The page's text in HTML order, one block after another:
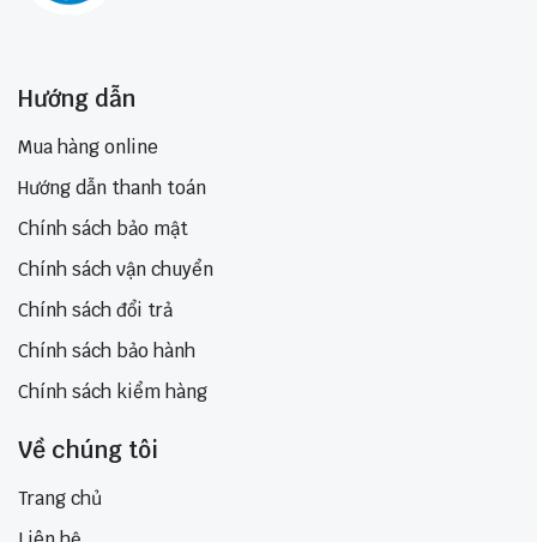
Hướng dẫn
Mua hàng online
Hướng dẫn thanh toán
Chính sách bảo mật
Chính sách vận chuyển
Chính sách đổi trả
Chính sách bảo hành
Chính sách kiểm hàng
Về chúng tôi
Trang chủ